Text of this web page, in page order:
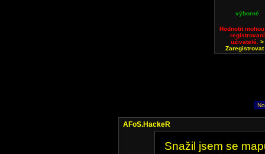
výborné
Hodnotit
registrovaní
uživatelé.>
Zaregistrovat
AFoS.HackeR
Snažil jsem se